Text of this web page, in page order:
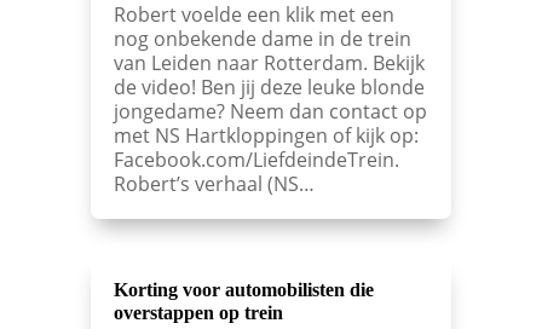
Robert voelde een klik met een
nog onbekende dame in de trein
van Leiden naar Rotterdam. Bekijk
de video! Ben jij deze leuke blonde
jongedame? Neem dan contact op
met NS Hartkloppingen of kijk op:
Facebook.com/LiefdeindeTrein.
Robert’s verhaal (NS…
Korting voor automobilisten die
overstappen op trein